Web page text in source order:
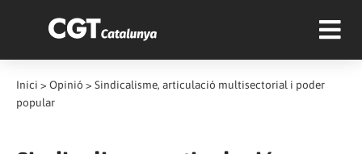
Inici > Opinió > Sindicalisme, articulació multisectorial i poder
popular